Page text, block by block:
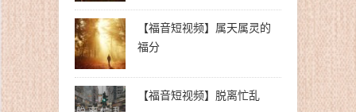
【福音短视频】属天属灵的
福分
【福音短视频】脱离忙乱